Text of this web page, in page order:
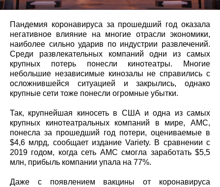
Пандемия коронавируса за прошедший год оказала
негативное влияние на многие отрасли экономики,
наиболее сильно ударив по индустрии развлечений.
Среди развлекательных компаний одни из самых
крупных потерь понесли кинотеатры. Многие
небольшие независимые кинозалы не справились с
осложнившейся ситуацией и закрылись, однако
крупные сети тоже понесли огромные убытки.
Так, крупнейшая киносеть в США и одна из самых
крупных кинотеатральных компаний в мире, AMC,
понесла за прошедший год потери, оцениваемые в
$4,6 млрд, сообщает издание Variety. В сравнении с
2019 годом, когда сеть AMC смогла заработать $5,5
млн, прибыль компании упала на 77%.
Даже с появлением вакцины от коронавируса